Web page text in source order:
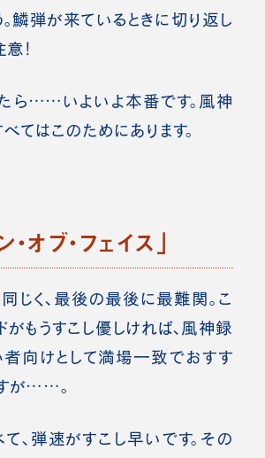
鱗弾が来ているときに切り返し
！
ら……いよいよ本番です。風神
てはこのためにあります。
・オブ・フェイス」
じく、最後の最後に最難関。 こ
がもうすこし優しければ、風神録
向けとして満場一致でおすす
が……。
、弾速がすこし早いです。その